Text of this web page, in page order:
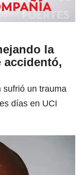
la
accidentó,
sufrió un trauma
días en UCI